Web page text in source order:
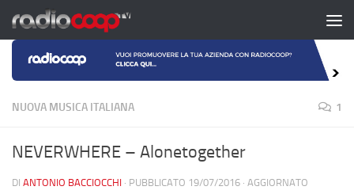
Salta al contenuto
NUOVA MUSICA ITALIANA 1
NEVERWHERE – Alonetogether
DI ANTONIO BACCIOCCHI · PUBBLICATO 19/07/2016 · AGGIORNATO